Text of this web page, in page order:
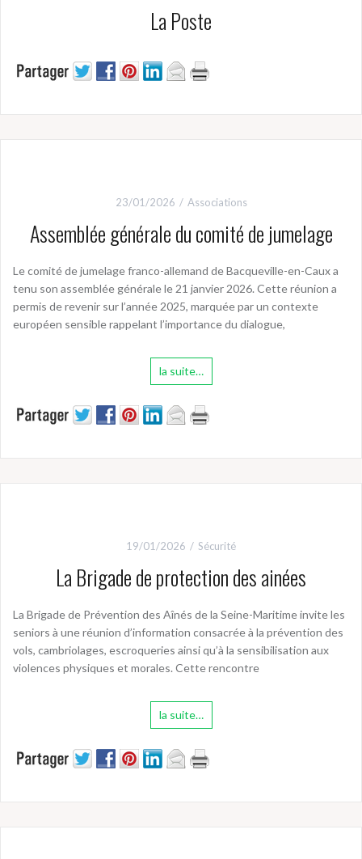
La Poste
23/01/2026 Associations
Assemblée générale du comité de jumelage
Le comité de jumelage franco-allemand de Bacqueville-en-Caux a
tenu son assemblée générale le 21 janvier 2026. Cette réunion a
permis de revenir sur l’année 2025, marquée par un contexte
européen sensible rappelant l’importance du dialogue,
la suite…
19/01/2026 Sécurité
La Brigade de protection des ainées
La Brigade de Prévention des Aînés de la Seine-Maritime invite les
seniors à une réunion d’information consacrée à la prévention des
vols, cambriolages, escroqueries ainsi qu’à la sensibilisation aux
violences physiques et morales. Cette rencontre
la suite…